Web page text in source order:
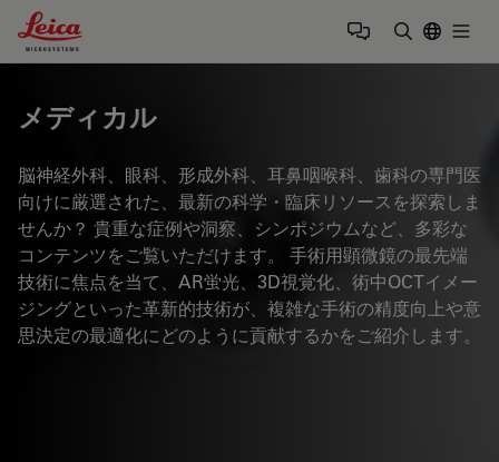
Leica Microsystems Logo
メディカル
脳神経外科、眼科、形成外科、耳鼻咽喉科、歯科の専門医
向けに厳選された、最新の科学・臨床リソースを探索しま
せんか？ 貴重な症例や洞察、シンポジウムなど、多彩な
コンテンツをご覧いただけます。 手術用顕微鏡の最先端
技術に焦点を当て、AR蛍光、3D視覚化、術中OCTイメー
ジングといった革新的技術が、複雑な手術の精度向上や意
思決定の最適化にどのように貢献するかをご紹介します。